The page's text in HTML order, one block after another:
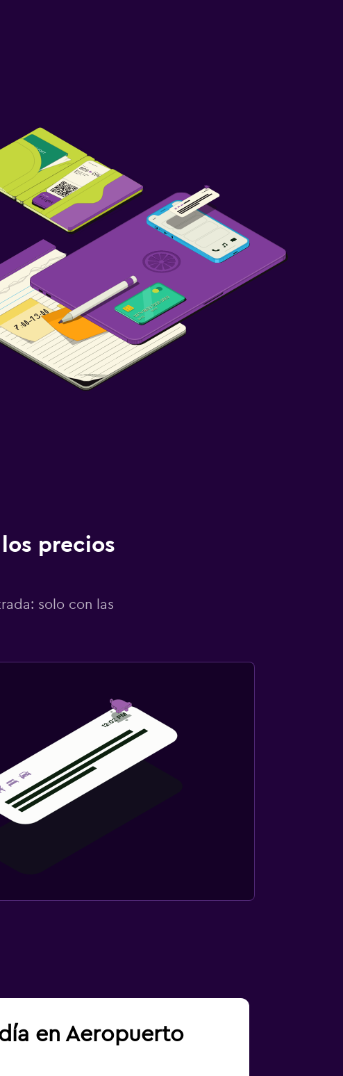
precios
solo con las
en Aeropuerto